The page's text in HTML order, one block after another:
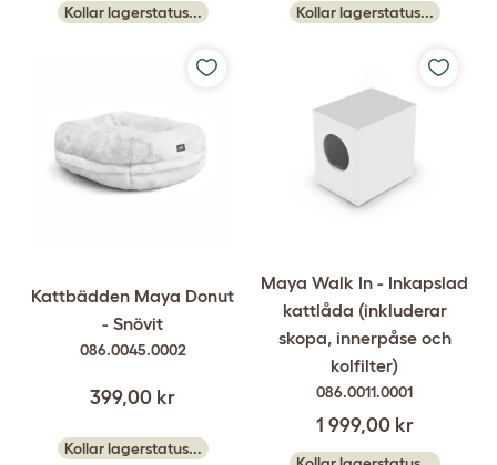
Kollar lagerstatus... Kollar lagerstatus...
Kattbädden Maya Donut
- Snövit
086.0045.0002
399,00 kr
Kollar lagerstatus...
Maya Walk In - Inkapslad
kattlåda (inkluderar
skopa, innerpåse och
kolfilter)
086.0011.0001
1 999,00 kr